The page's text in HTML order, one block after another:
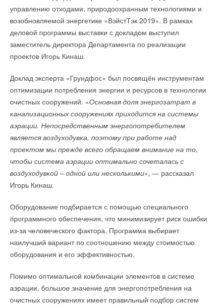
управлению отходами, природоохранным технологиями и
возобновляемой энергетике «ВэйстТэк 2019». В рамках
деловой программы выставки с докладом выступил
заместитель директора Департамента по реализации
проектов Игорь Кинаш.
Доклад эксперта «Грундфос» был посвящён инструментам
оптимизации потребления энергии и ресурсов в технологии
очистных сооружений. «Основная доля энергозатрат в
канализационных сооружениях приходится на системы
аэрации. Непосредственным энергопотребителем
является воздуходувка, поэтому при работе над
проектом мы прежде всего обращаем внимание на то,
чтобы система аэрации оптимально сочеталась с
воздуходувкой – одной или несколькими», — рассказал
Игорь Кинаш.
Оборудование подбирается с помощью специального
программного обеспечения, что минимизирует риск ошибки
из-за человеческого фактора. Программа выбирает
наилучший вариант по соотношению между стоимостью
оборудования и его эффективностью.
Помимо оптимальной комбинации элементов в системе
аэрации, большое значение для энергопотребления на
очистных сооружениях имеет правильный подбор систем
Новый продукт имеет огромное преимущество: впервые с
помощью одного компактного вентилятора может быть
реализована теплопроизводительность до 4 МВт. Этого
достаточно, чтобы обогреть многоэтажный жилой комплекс
Теперь у проектировщиков имеются совершенно новые
возможности. Например, можно спроектировать
индивидуальную отопительную систему прямо в жилом
комплексе. Это сводит к минимуму затраты на строительство
и потери тепла вследствие передачи теплоносителя по
трубам большой протяженности.
Новые вентиляторы VG 450 с предварительным смешением
оснащены EC-технологией GreenTech, что приводит к
регулировки скорости вращения.
Читайте по теме:
высокой ноте
НОВОСТИ СОК 19 МАРТА 2020
→ Пресс-релиз выставки «Мир Климата-2020»